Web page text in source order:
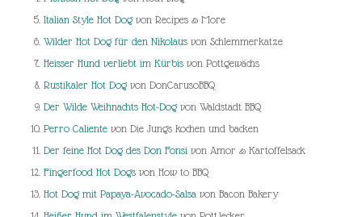
Italian Style Hot Dogvon Recipes & More
Wilder Hot Dog für den Nikolaus von Schlemmerkatze
Heisser Hund verliebt im Kürbis von Pottgewächs
Rustikaler Hot Dogvon DonCarusoBBQ
Der Wilde Weihnachts Hot-Dogvon Waldstadt BBQ
Perro Caliente von Die Jungs kochen und backen
Der feine Hot Dog des Don Fonsi von Amor & Kartoffelsack
Fingerfood Hot Dogs von How to BBQ
Hot Dog mit Papaya-Avocado-Salsa von Bacon Bakery